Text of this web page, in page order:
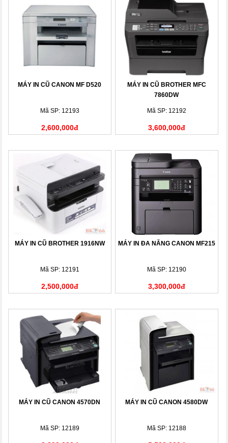
MÁY IN CŨ CANON MF D520
Mã SP: 12193
2,600,000đ
MÁY IN CŨ BROTHER MFC
7860DW
Mã SP: 12192
3,600,000đ
MÁY IN CŨ BROTHER 1916NW
Mã SP: 12191
2,500,000đ
MÁY IN ĐA NĂNG CANON MF215
Mã SP: 12190
3,300,000đ
MÁY IN CŨ CANON 4570DN
Mã SP: 12189
MÁY IN CŨ CANON 4580DW
Mã SP: 12188